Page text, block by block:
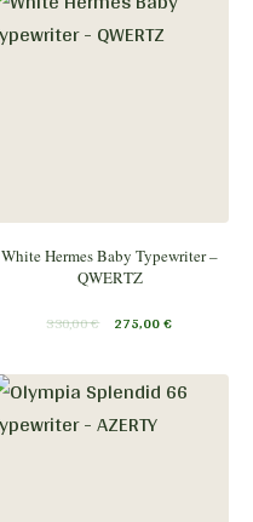
White Hermes Baby Typewriter –
QWERTZ
330,00€ 275,00€